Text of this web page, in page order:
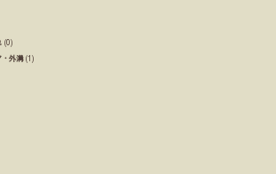
(0)
・外溝(1)